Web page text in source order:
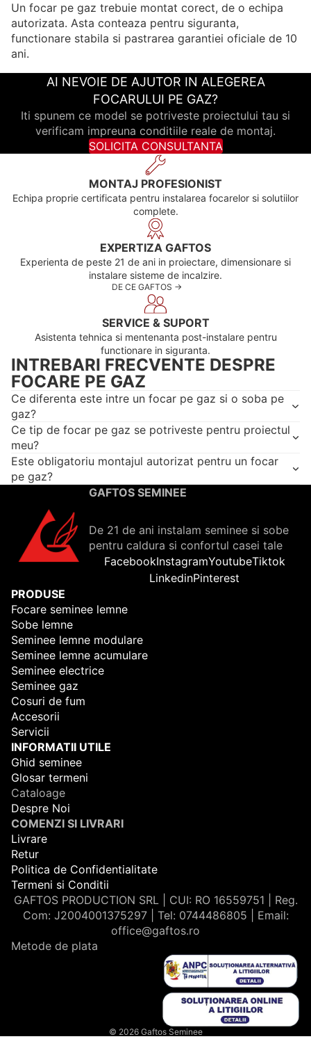
Un focar pe gaz trebuie montat corect, de o echipa
autorizata. Asta conteaza pentru siguranta,
functionare stabila si pastrarea garantiei oficiale de 10
ani.
AI NEVOIE DE AJUTOR IN ALEGEREA
FOCARULUI PE GAZ?
Iti spunem ce model se potriveste proiectului tau si
verificam impreuna conditiile reale de montaj.
SOLICITA CONSULTANTA
MONTAJ PROFESIONIST
Echipa proprie certificata pentru instalarea focarelor si solutiilor
complete.
EXPERTIZA GAFTOS
Experienta de peste 21 de ani in proiectare, dimensionare si
instalare sisteme de incalzire.
DE CE GAFTOS ->
SERVICE & SUPORT
Asistenta tehnica si mentenanta post-instalare pentru
functionare in siguranta.
INTREBARI FRECVENTE DESPRE
FOCARE PE GAZ
Ce diferenta este intre un focar pe gaz si o soba pe
gaz?
Ce tip de focar pe gaz se potriveste pentru proiectul
meu?
Este obligatoriu montajul autorizat pentru un focar
pe gaz?
GAFTOS SEMINEE
De 21 de ani instalam seminee si sobe
pentru caldura si confortul casei tale
FacebookInstagramYoutubeTiktok
LinkedinPinterest
PRODUSE
Focare seminee lemne
Sobe lemne
Seminee lemne modulare
Seminee lemne acumulare
Seminee electrice
Seminee gaz
Cosuri de fum
Accesorii
Servicii
INFORMATII UTILE
Ghid seminee
Glosar termeni
Cataloage
Despre Noi
COMENZI SI LIVRARI
Livrare
Retur
Politica de Confidentialitate
Termeni si Conditii
GAFTOS PRODUCTION SRL | CUI: RO 16559751 | Reg.
Com: J2004001375297 | Tel: 0744486805 | Email:
office@gaftos.ro
Metode de plata
© 2026 Gaftos Seminee